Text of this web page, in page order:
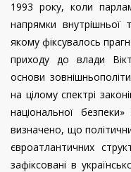
1993 року, коли
напрямки внутрішньої
якому фіксувалось
приходу до влади
основи
на цілому спектрі
національної
визначено, що
євроатлантичних
зафіксовані в